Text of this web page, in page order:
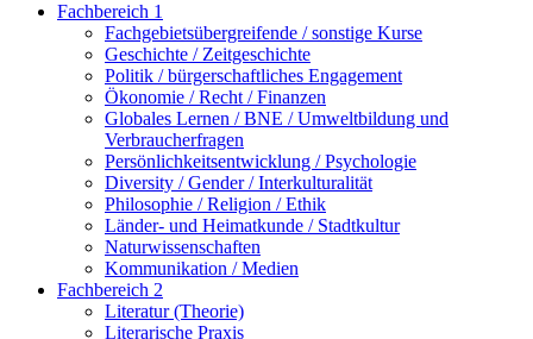
Fachbereich 1
Fachgebietsübergreifende / sonstige Kurse
Geschichte / Zeitgeschichte
Politik / bürgerschaftliches Engagement
Ökonomie / Recht / Finanzen
Globales Lernen / BNE / Umweltbildung und
Verbraucherfragen
Persönlichkeitsentwicklung / Psychologie
Diversity / Gender / Interkulturalität
Philosophie / Religion / Ethik
Länder- und Heimatkunde / Stadtkultur
Naturwissenschaften
Kommunikation / Medien
Fachbereich 2
Literatur (Theorie)
Literarische Praxis